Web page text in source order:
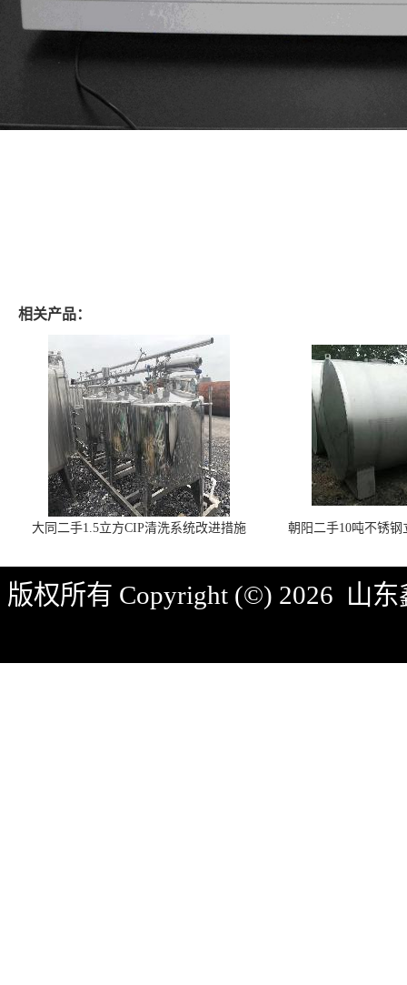
相关产品：
大同二手1.5立方CIP清洗系统改进措施 朝阳二手10吨不锈
版权所有 Copyright (©) 2026 山